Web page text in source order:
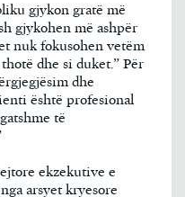
gjykon gratë më
gjykohen më ashpër
nuk fokusohen vetëm
dhe si duket.” Për
dhe
është profesional
të
ekzekutive e
arsyet kryesore